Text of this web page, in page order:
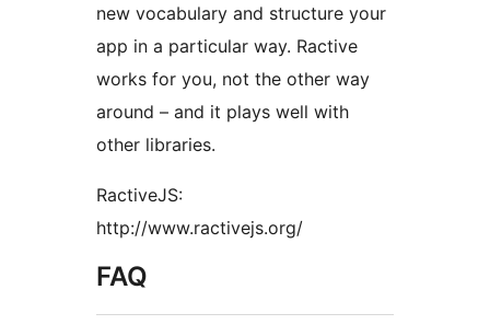
new vocabulary and structure your
app in a particular way. Ractive
works for you, not the other way
around – and it plays well with
other libraries.
RactiveJS:
http://www.ractivejs.org/
FAQ